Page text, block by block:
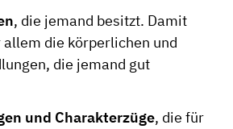
, die jemand besitzt. Damit
die körperlichen und
die jemand gut
und Charakterzüge, die für